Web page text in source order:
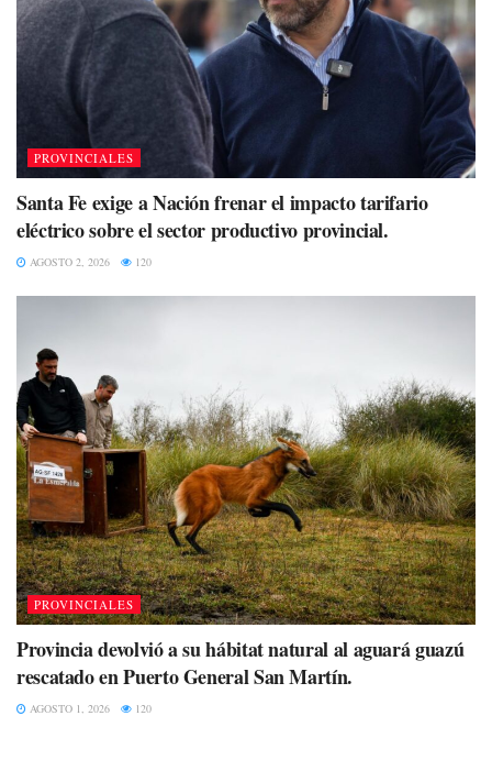
PROVINCIALES
Santa Fe exige a Nación frenar el impacto tarifario
eléctrico sobre el sector productivo provincial.
AGOSTO 2, 2026 120
PROVINCIALES
Provincia devolvió a su hábitat natural al aguará guazú
rescatado en Puerto General San Martín.
AGOSTO 1, 2026 120